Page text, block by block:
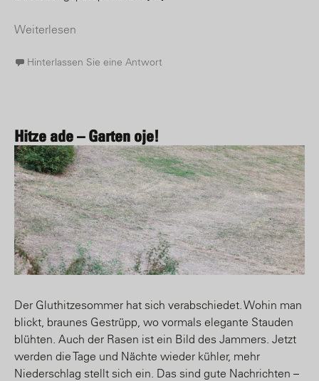
Weiterlesen
Hinterlassen Sie eine Antwort
Hitze ade – Garten oje!
Der Gluthitzesommer hat sich verabschiedet. Wohin man
blickt, braunes Gestrüpp, wo vormals elegante Stauden
blühten. Auch der Rasen ist ein Bild des Jammers. Jetzt
werden die Tage und Nächte wieder kühler, mehr
Niederschlag stellt sich ein. Das sind gute Nachrichten –